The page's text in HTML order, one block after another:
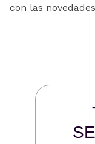
con las